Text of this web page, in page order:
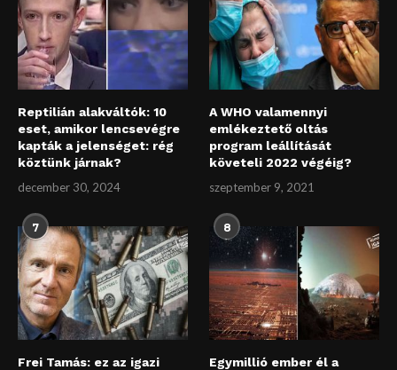
Reptilián alakváltók: 10
eset, amikor lencsevégre
kapták a jelenséget: rég
köztünk járnak?
december 30, 2024
A WHO valamennyi
emlékeztető oltás
program leállítását
követeli 2022 végéig?
szeptember 9, 2021
7
Frei Tamás: ez az igazi
8
Egymillió ember él a